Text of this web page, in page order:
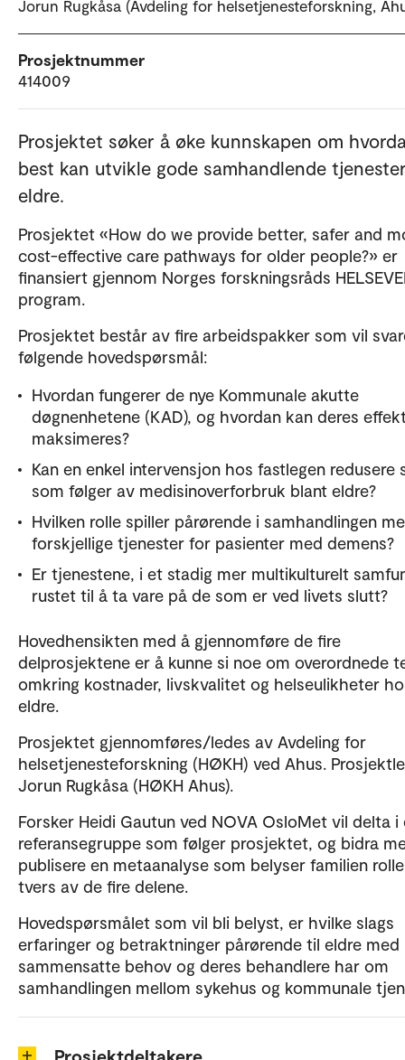
Jorun Rugkåsa (Avdeling for helsetjenesteforskning,
Prosjektnummer
414009
Prosjektet søker å øke kunnskapen om
best kan utvikle gode samhandlende
eldre.
Prosjektet «How do we provide better, safer and
cost-effective care pathways for older people?» er
finansiert gjennom Norges forskningsråds
program.
Prosjektet består av fire arbeidspakker som vil
følgende hovedspørsmål:
Hvordan fungerer de nye Kommunale akutte
døgnenhetene (KAD), og hvordan kan deres
maksimeres?
Kan en enkel intervensjon hos fastlegen redusere
som følger av medisinoverforbruk blant eldre?
Hvilken rolle spiller pårørende i samhandlingen
forskjellige tjenester for pasienter med demens?
Er tjenestene, i et stadig mer multikulturelt
rustet til å ta vare på de som er ved livets slutt?
Hovedhensikten med å gjennomføre de fire
delprosjektene er å kunne si noe om overordnede
omkring kostnader, livskvalitet og helseulikheter
eldre.
Prosjektet gjennomføres/ledes av Avdeling for
helsetjenesteforskning (HØKH) ved Ahus.
Jorun Rugkåsa (HØKH Ahus).
Forsker Heidi Gautun ved NOVA OsloMet vil delta i
referansegruppe som følger prosjektet, og bidra
publisere en metaanalyse som belyser familien
tvers av de fire delene.
Hovedspørsmålet som vil bli belyst, er hvilke slags
erfaringer og betraktninger pårørende til eldre med
sammensatte behov og deres behandlere har om
samhandlingen mellom sykehus og kommunale
Prosjektdeltakere